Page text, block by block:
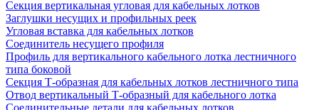
Секция вертикальная угловая для кабельных лотков
Заглушки несущих и профильных реек
Угловая вставка для кабельных лотков
Соединитель несущего профиля
Профиль для вертикального кабельного лотка лестничного
типа боковой
Секция Т-образная для кабельных лотков лестничного типа
Отвод вертикальный Т-образный для кабельного лотка
Соединительные детали для кабельных лотков